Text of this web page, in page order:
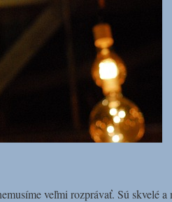
veľmi rozprávať. Sú skvelé